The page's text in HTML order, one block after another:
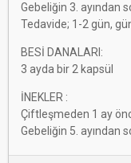
Gebeliğin 3. ayından
Tedavide; 1-2 gün,
BESİ DANALARI:
3 ayda bir 2 kapsül
İNEKLER :
Çiftleşmeden 1 ay
Gebeliğin 5. ayından